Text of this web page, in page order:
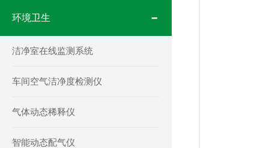
环境卫生
洁净室在线监测系统
车间空气洁净度检测仪
气体动态稀释仪
智能动态配气仪